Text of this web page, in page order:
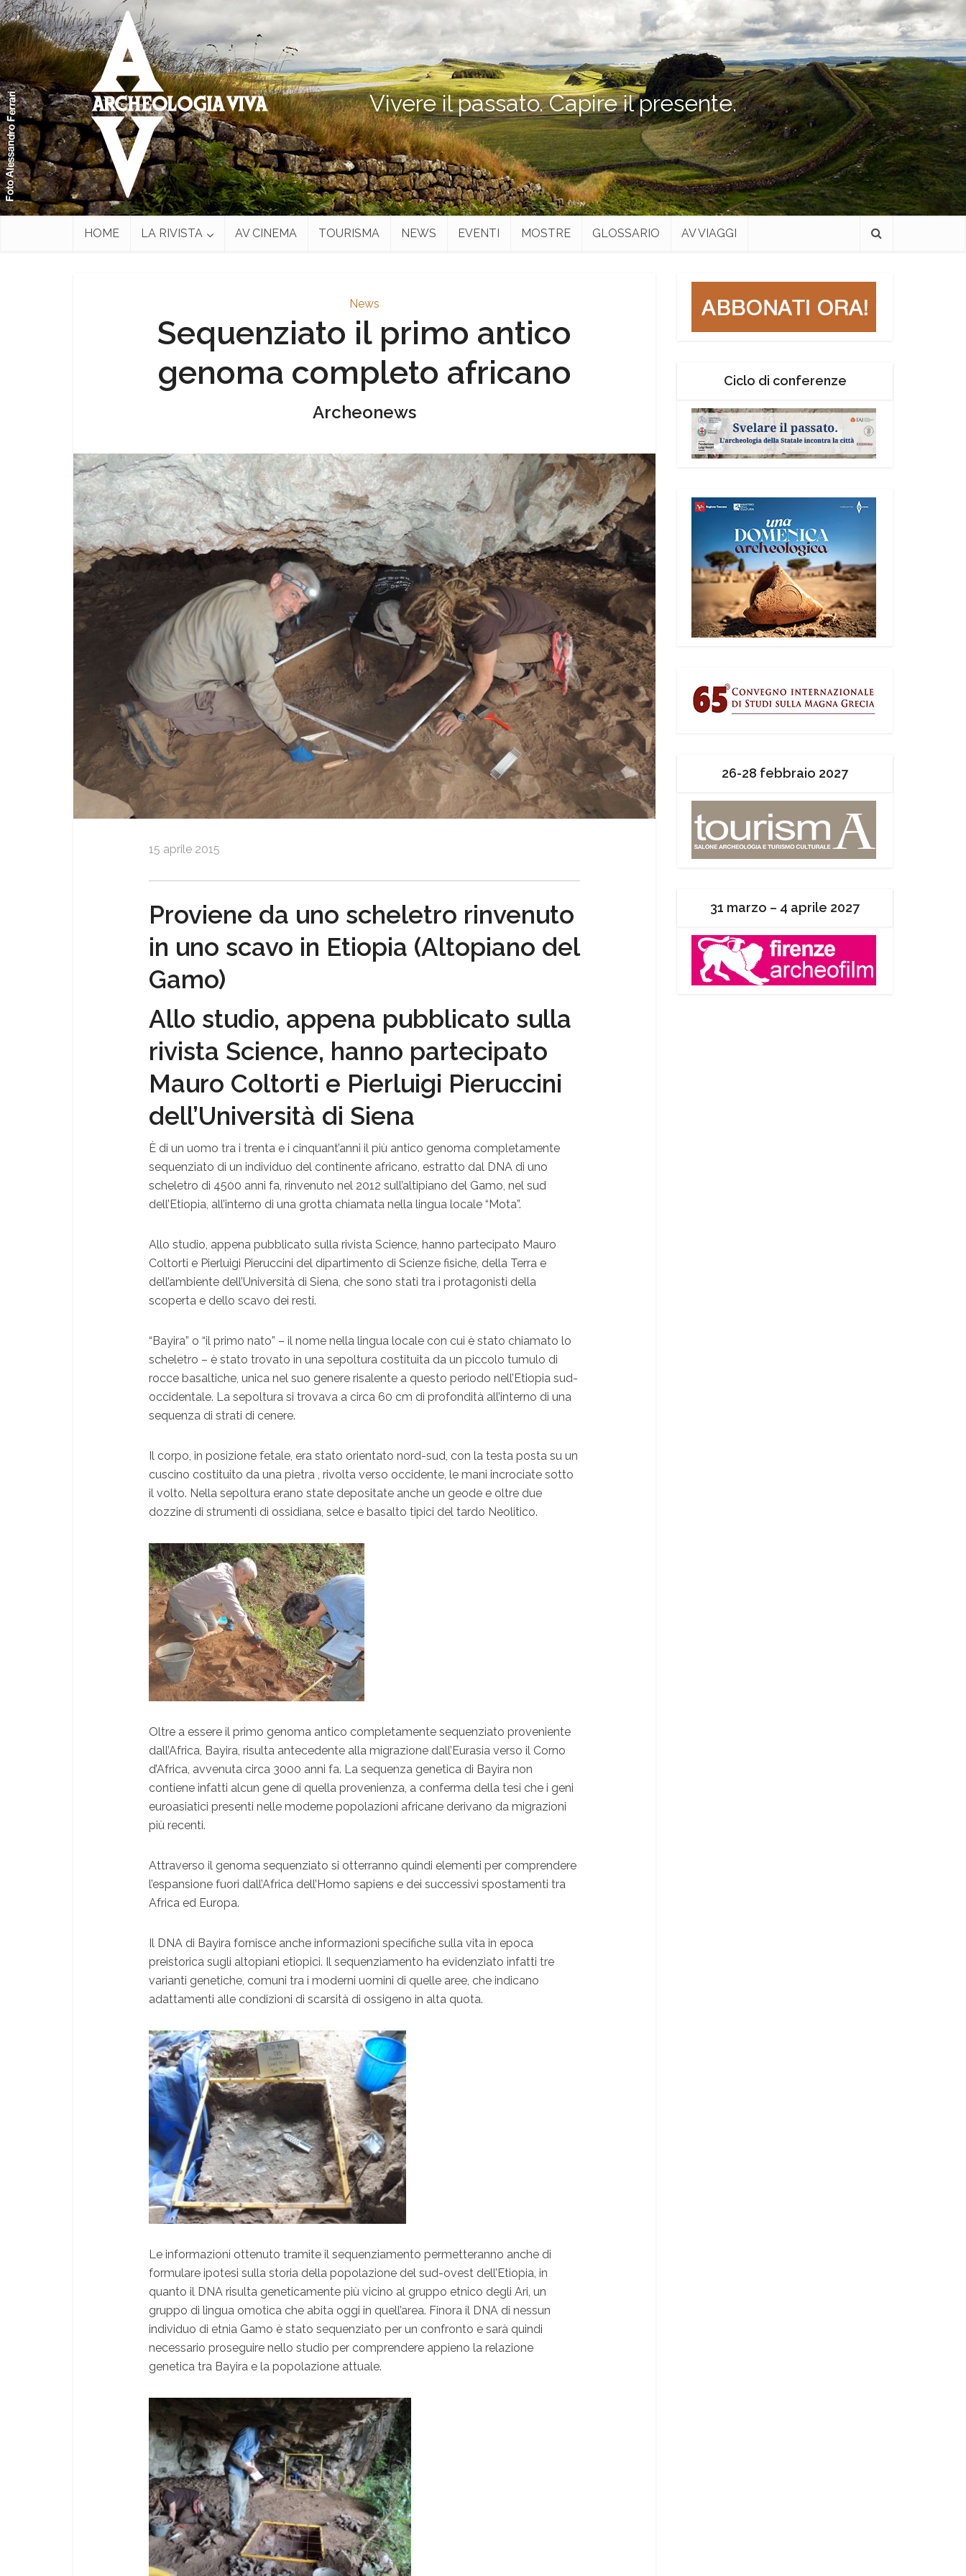
Vivere il passato. Capire il presente.
HOME LA RIVISTA AV CINEMA TOURISMA NEWS EVENTI MOSTRE GLOSSARIO AV VIAGGI
News
Sequenziato il primo antico
genoma completo africano
Archeonews
15 aprile 2015
Proviene da uno scheletro rinvenuto
in uno scavo in Etiopia (Altopiano del
Gamo)
Allo studio, appena pubblicato sulla
rivista Science, hanno partecipato
Mauro Coltorti e Pierluigi Pieruccini
dell’Università di Siena
È di un uomo tra i trenta e i cinquant’anni il più antico genoma completamente
sequenziato di un individuo del continente africano, estratto dal DNA di uno
scheletro di 4500 anni fa, rinvenuto nel 2012 sull’altipiano del Gamo, nel sud
dell’Etiopia, all’interno di una grotta chiamata nella lingua locale “Mota”.
Allo studio, appena pubblicato sulla rivista Science, hanno partecipato Mauro
Coltorti e Pierluigi Pieruccini del dipartimento di Scienze fisiche, della Terra e
dell’ambiente dell’Università di Siena, che sono stati tra i protagonisti della
scoperta e dello scavo dei resti.
“Bayira” o “il primo nato” – il nome nella lingua locale con cui è stato chiamato lo
scheletro – è stato trovato in una sepoltura costituita da un piccolo tumulo di
rocce basaltiche, unica nel suo genere risalente a questo periodo nell’Etiopia sud-
occidentale. La sepoltura si trovava a circa 60 cm di profondità all’interno di una
sequenza di strati di cenere.
Il corpo, in posizione fetale, era stato orientato nord-sud, con la testa posta su un
cuscino costituito da una pietra , rivolta verso occidente, le mani incrociate sotto
il volto. Nella sepoltura erano state depositate anche un geode e oltre due
dozzine di strumenti di ossidiana, selce e basalto tipici del tardo Neolitico.
Oltre a essere il primo genoma antico completamente sequenziato proveniente
dall’Africa, Bayira, risulta antecedente alla migrazione dall’Eurasia verso il Corno
d’Africa, avvenuta circa 3000 anni fa. La sequenza genetica di Bayira non
contiene infatti alcun gene di quella provenienza, a conferma della tesi che i geni
euroasiatici presenti nelle moderne popolazioni africane derivano da migrazioni
più recenti.
Attraverso il genoma sequenziato si otterranno quindi elementi per comprendere
l’espansione fuori dall’Africa dell’Homo sapiens e dei successivi spostamenti tra
Africa ed Europa.
Il DNA di Bayira fornisce anche informazioni specifiche sulla vita in epoca
preistorica sugli altopiani etiopici. Il sequenziamento ha evidenziato infatti tre
varianti genetiche, comuni tra i moderni uomini di quelle aree, che indicano
adattamenti alle condizioni di scarsità di ossigeno in alta quota.
Le informazioni ottenuto tramite il sequenziamento permetteranno anche di
formulare ipotesi sulla storia della popolazione del sud-ovest dell’Etiopia, in
quanto il DNA risulta geneticamente più vicino al gruppo etnico degli Ari, un
gruppo di lingua omotica che abita oggi in quell’area. Finora il DNA di nessun
individuo di etnia Gamo è stato sequenziato per un confronto e sarà quindi
necessario proseguire nello studio per comprendere appieno la relazione
genetica tra Bayira e la popolazione attuale.
Ciclo di conferenze
26-28 febbraio 2027
31 marzo – 4 aprile 2027